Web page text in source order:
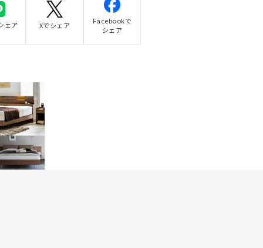
ェア Xでシェア
Facebookで
シェア